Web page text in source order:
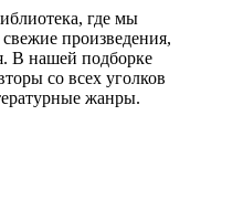
где мы
произведения,
В нашей подборке
со всех уголков
жанры.